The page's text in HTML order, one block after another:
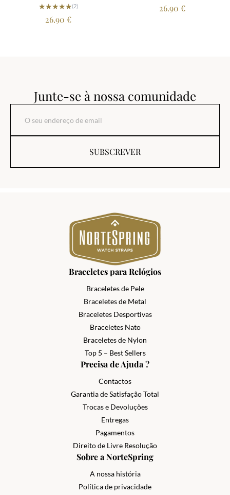
★★★★★
★★★★★(2)
26.90 €
26.90 €
Junte-se à nossa comunidade
SUBSCREVER
Braceletes para Relógios
Braceletes de Pele
Braceletes de Metal
Braceletes Desportivas
Braceletes Nato
Braceletes de Nylon
Top 5 – Best Sellers
Precisa de Ajuda ?
Contactos
Garantia de Satisfação Total
Trocas e Devoluções
Entregas
Pagamentos
Direito de Livre Resolução
Sobre a NorteSpring
A nossa história
Política de privacidade